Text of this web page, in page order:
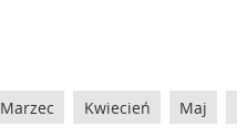
Marzec Kwiecień Maj